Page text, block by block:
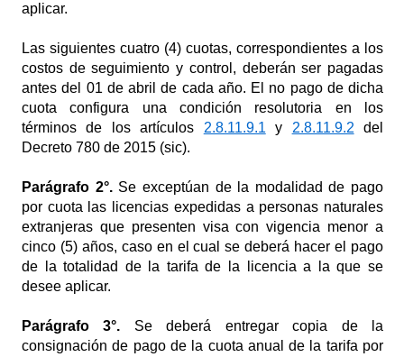
aplicar.
Las siguientes cuatro (4) cuotas, correspondientes a los
costos de seguimiento y control, deberán ser pagadas
antes del 01 de abril de cada año. El no pago de dicha
cuota configura una condición resolutoria en los
términos de los artículos 2.8.11.9.1 y 2.8.11.9.2 del
Decreto 780 de 2015 (sic).
Parágrafo 2°.Se exceptúan de la modalidad de pago
por cuota las licencias expedidas a personas naturales
extranjeras que presenten visa con vigencia menor a
cinco (5) años, caso en el cual se deberá hacer el pago
de la totalidad de la tarifa de la licencia a la que se
desee aplicar.
Parágrafo 3°. Se deberá entregar copia de la
consignación de pago de la cuota anual de la tarifa por